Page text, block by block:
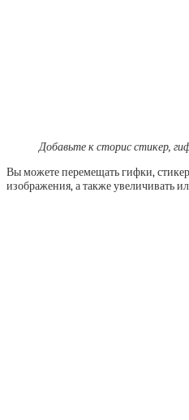
Добавьте к сторис стикер,
Вы можете перемещать гифки,
изображения, а также увеличивать